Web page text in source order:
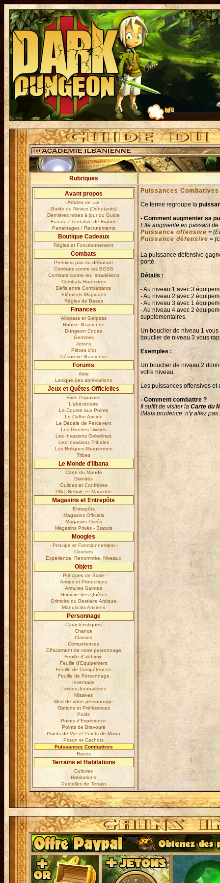
Rubriques
Avant propos
- Articles de Loi -
- Guide du Novice (Débutants) -
Dernières mises à jour du Guide
Fraude / Tentative de Fraude
Parrainages / Recrutements
Boutique Cadeaux
Règles et Fonctionnement
Combats
- Premiers pas du débutant -
Combats contre les BOSS
Combats contre les Isnadéliens
Combats Hardcores
Défis entre Combattants
Eléments Magiques
Règles de Bases
Finances
Allopass et Getpass
Bourse Ilbanienne
Dungeon Codes
Gemmes
Jetons
Pièces d'or
Trésorerie Ilbanienne
Forums
Aide
Lexique des abréviations
Jeux et Quêtes Officielles
Foire Populaire
L'abécédaire
La Course aux Points
Le Coffre Ancien
Le Dédale de Percevent
Les Guerres Divines
Les Invasions Gobelines
Les Invasions Tribales
Les Reliques Ilbaniennes
Tribes
Le Monde d'Ilbana
Carte du Monde
Divinités
Guildes et Confréries
PNJ, Nebule et Mascotte
Magasins et Entrepôts
Entrepôts
Magasins Officiels
Magasins Privés
Magasins Privés - Statuts
Moogles
- Principe et Fonctionnement -
Courses
Expérience, Renommée, Niveaux
Objets
- Principes de Base -
Armes et Protections
Armures Saintes
Grimoire des Quêtes
Grimoire du Bestiaire Antique
Manuscrits Anciens
Personnage
Caractéristiques
Chance
Classes
Compétences
Effacement de votre personnage
Feuille d'alchimie
Feuille d'Equipement
Feuille de Compétences
Feuille de Personnage
Inventaire
Limites Journalières
Missives
Mort de votre personnage
Options et Préférences
Poids
Points d'Expérience
Points de Bravoure
Points de Vie et Points de Mana
Prison et Cachots
Puissances Combatives
Races
Terrains et Habitations
Cultures
Habitations
Parcelles de Terrain
Puissances
Ce terme regroupe la
- Comment augmenter sa
Elle augmente en passant
Puissance offensive =
Puissance défensive =
La puissance défensive
porté.
Détails :
- Au niveau 1 avec 3
- Au niveau 2 avec 2
- Au niveau 3 avec 1
- Au niveau 4 avec 2
supplémentaires.
Un bouclier de niveau 1
bouclier de niveau 3 vous
Exemples :
Un bouclier de niveau 2
votre niveau.
Les puissances offensives
- Comment combattre ?
Il suffit de visiter laCarte du
(Mais prudence, n'y allez pas